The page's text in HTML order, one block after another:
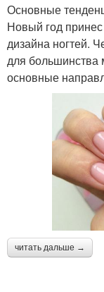
Основные
Новый год
дизайна ногтей.
для
основные
читать дальше →